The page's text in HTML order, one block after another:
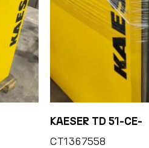
KAESER TD 51-CE-
CT1367558